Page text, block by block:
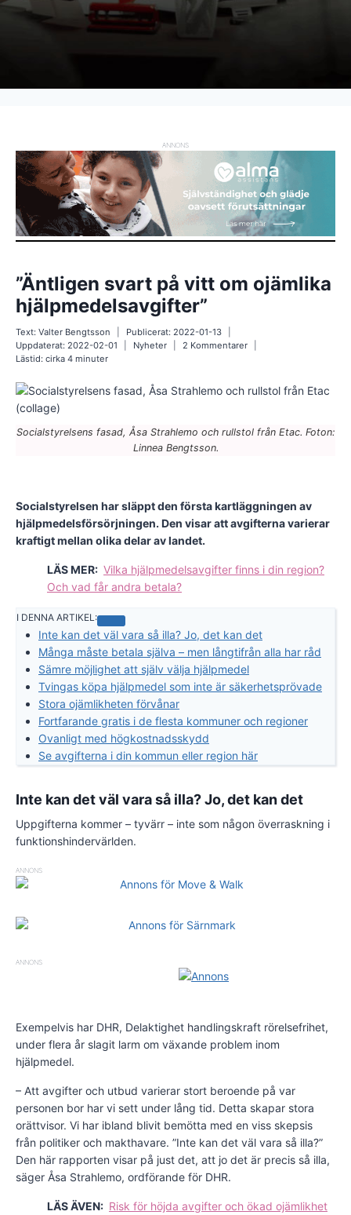
ANNONS
”Äntligen svart på vitt om ojämlika
hjälpmedelsavgifter”
Text: Valter Bengtsson Publicerat: 2022-01-13
Uppdaterat: 2022-02-01 Nyheter
2 Kommentarer
Lästid: cirka 4 minuter
Socialstyrelsens fasad, Åsa Strahlemo och rullstol från Etac. Foton:
Linnea Bengtsson.
Socialstyrelsen har släppt den första kartläggningen av
hjälpmedelsförsörjningen. Den visar att avgifterna varierar
kraftigt mellan olika delar av landet.
LÄS MER: Vilka hjälpmedelsavgifter finns i din region?
Och vad får andra betala?
I DENNA ARTIKEL:
Inte kan det väl vara så illa? Jo, det kan det
Många måste betala själva – men långtifrån alla har råd
Sämre möjlighet att själv välja hjälpmedel
Tvingas köpa hjälpmedel som inte är säkerhetsprövade
Stora ojämlikheten förvånar
Fortfarande gratis i de flesta kommuner och regioner
Ovanligt med högkostnadsskydd
Se avgifterna i din kommun eller region här
Inte kan det väl vara så illa? Jo, det kan det
Uppgifterna kommer – tyvärr – inte som någon överraskning i
funktionshindervärlden.
ANNONS
ANNONS
Exempelvis har DHR, Delaktighet handlingskraft rörelsefrihet,
under flera år slagit larm om växande problem inom
hjälpmedel.
– Att avgifter och utbud varierar stort beroende på var
personen bor har vi sett under lång tid. Detta skapar stora
orättvisor. Vi har ibland blivit bemötta med en viss skepsis
från politiker och makthavare. ”Inte kan det väl vara så illa?”
Den här rapporten visar på just det, att jo det är precis så illa,
säger Åsa Strahlemo, ordförande för DHR.
LÄS ÄVEN: Risk för höjda avgifter och ökad ojämlikhet